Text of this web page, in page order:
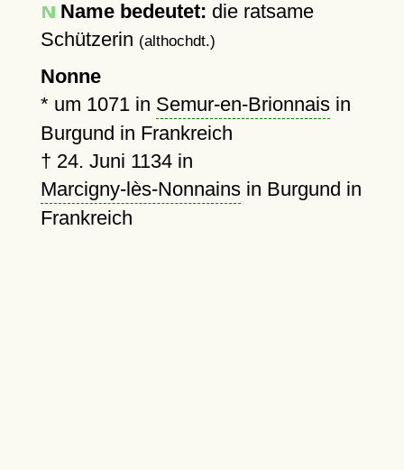
Name bedeutet: die ratsame
Schützerin (althochdt.)
Nonne
* um 1071in Semur-en-Brionnaisin
Burgund in Frankreich
† 24. Juni 1134in
Marcigny-lès-Nonnainsin Burgund in
Frankreich